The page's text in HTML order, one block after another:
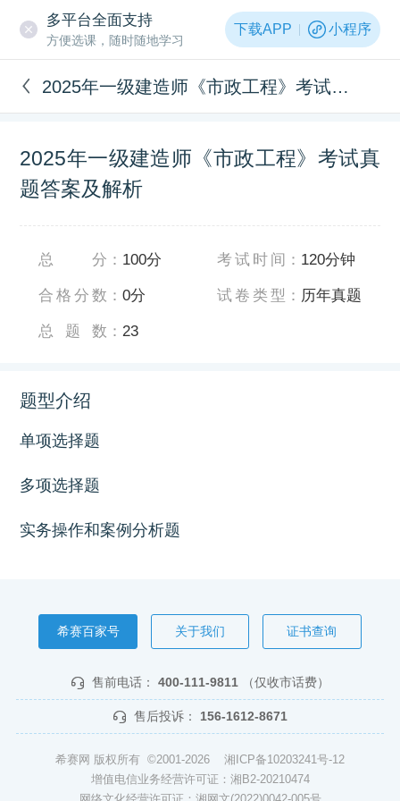
多平台全面支持
方便选课，随时随地学习
下载APP 小程序
2025年一级建造师《市政工程》考试真题答案及解析
2025年一级建造师《市政工程》考试真
题答案及解析
总分 ： 100分
合格分数 ：0分
总题数 ： 23
考试时间 ： 120分钟
试卷类型 ： 历年真题
题型介绍
单项选择题
多项选择题
实务操作和案例分析题
希赛百家号 关于我们 证书查询
售前电话： 400-111-9811 （仅收市话费）
售后投诉： 156-1612-8671
希赛网 版权所有 ©2001-2026 湘ICP备10203241号-12
增值电信业务经营许可证：湘B2-20210474